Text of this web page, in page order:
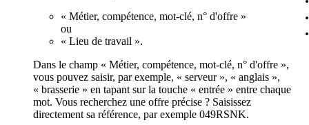
« Métier, compétence, mot-clé, n° d'offre »
ou
« Lieu de travail ».
Dans le champ « Métier, compétence, mot-clé, n° d'offre »,
vous pouvez saisir, par exemple, « serveur », « anglais »,
« brasserie » en tapant sur la touche « entrée » entre chaque
mot. Vous recherchez une offre précise ? Saisissez
directement sa référence, par exemple 049RSNK.